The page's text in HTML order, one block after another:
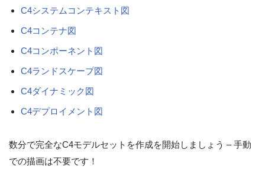
C4システムコンテキスト図
C4コンテナ図
C4コンポーネント図
C4ランドスケープ図
C4ダイナミック図
C4デプロイメント図
数分で完全なC4モデルセットを作成を開始しましょう – 手動
での描画は不要です！